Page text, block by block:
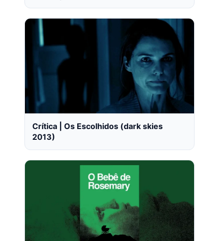
Crítica | Os Escolhidos (dark skies
2013)